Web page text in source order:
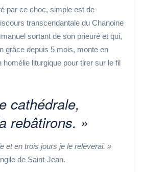
par ce choc, simple est de
transcendantale du Chanoine
sortant de son prieuré et qui,
grâce depuis 5 mois, monte en
liturgique pour tirer sur le fil
cathédrale,
rebâtirons. »
et en trois jours je le relèverai. »
de Saint-Jean.